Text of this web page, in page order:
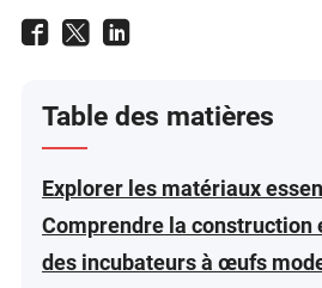
Table des matières
Explorer les matériaux
Comprendre la construction
des incubateurs à œufs